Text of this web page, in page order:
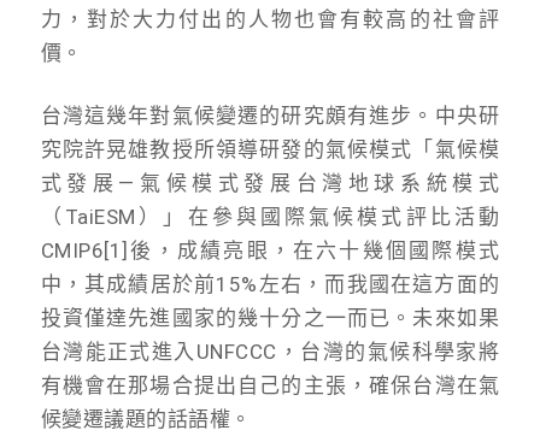
力，對於大力付出的人物也會有較高的社會評
價。
台灣這幾年對氣候變遷的研究頗有進步。中央研
究院許晃雄教授所領導研發的氣候模式「氣候模
式發展—氣候模式發展台灣地球系統模式
（TaiESM）」在參與國際氣候模式評比活動
CMIP6[1]後，成績亮眼，在六十幾個國際模式
中，其成績居於前15%左右，而我國在這方面的
投資僅達先進國家的幾十分之一而已。未來如果
台灣能正式進入UNFCCC，台灣的氣候科學家將
有機會在那場合提出自己的主張，確保台灣在氣
候變遷議題的話語權。